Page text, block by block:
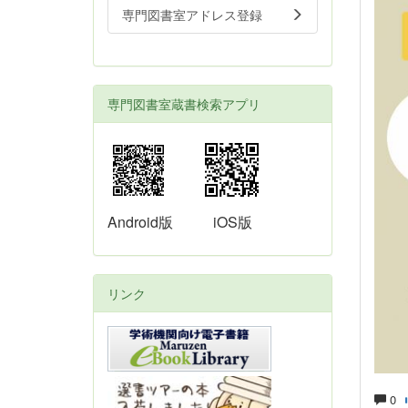
0
専門図書室アドレス登録
専門図書室蔵書検索アプリ
Android版 iOS版
リンク